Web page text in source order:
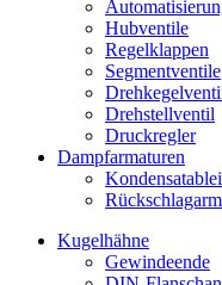
Hubventile
Regelklappen
Segmentventile
Drehstellventil
Druckregler
Dampfarmaturen
Kugelhähne
Gewindeende